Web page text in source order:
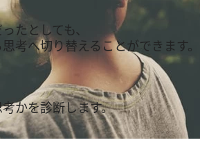
たとしても、
考へ切り替えることができます。
かを診断します。